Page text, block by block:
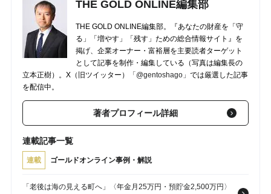
THE GOLD ONLINE編集部
THE GOLD ONLINE編集部。『あなたの財産を「守
る」「増やす」「残す」ための総合情報サイト』を
掲げ、企業オーナー・富裕層を主要読者ターゲット
として記事を制作・編集している（写真は編集長の
立本正樹）。X（旧ツイッター）
「@gentoshago」 では厳選した記事
を配信中。
著者プロフィール詳細
連載記事一覧
連載 ゴールドオンライン事例・解説
「老後は海の見える町へ」〈年金月25万円・預貯金2,500万円〉